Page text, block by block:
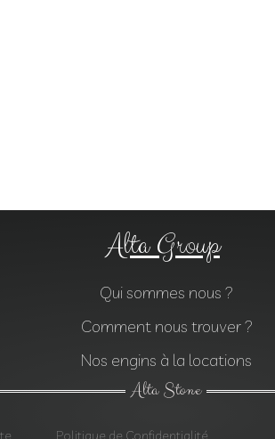
Alta Group
Qui sommes nous ?
Comment nous trouver ?
Nos engins à la locations
Alta Stone